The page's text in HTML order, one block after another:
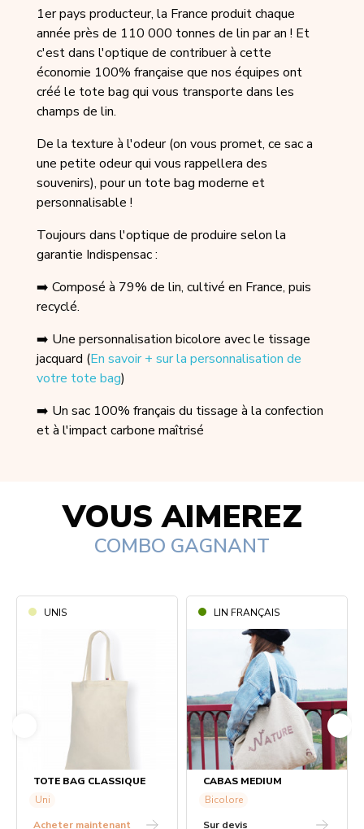
1er pays producteur, la France produit chaque
année près de 110 000 tonnes de lin par an ! Et
c'est dans l'optique de contribuer à cette
économie 100% française que nos équipes ont
créé le tote bag qui vous transporte dans les
champs de lin.
De la texture à l'odeur (on vous promet, ce sac a
une petite odeur qui vous rappellera des
souvenirs), pour un tote bag moderne et
personnalisable !
Toujours dans l'optique de produire selon la
garantie Indispensac :
➡️ Composé à 79% de lin, cultivé en France, puis
recyclé.
➡️ Une personnalisation bicolore avec le tissage
jacquard (En savoir + sur la personnalisation de
votre tote bag)
➡️ Un sac 100% français du tissage à la confection
et à l'impact carbone maîtrisé
VOUS AIMEREZ
COMBO GAGNANT
UNIS
TOTE BAG CLASSIQUE
Uni
Acheter maintenant
LIN FRANÇAIS
CABAS MEDIUM
Bicolore
Sur devis